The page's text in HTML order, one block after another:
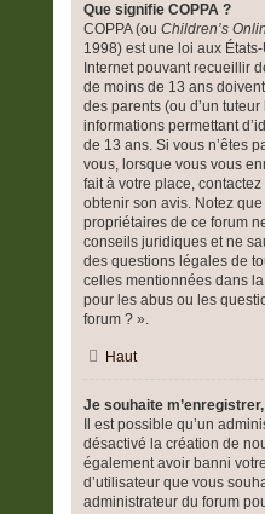
Que signifie COPPA ?
COPPA (ou Children’s
1998) est une loi aux
Internet pouvant recueillir
de moins de 13 ans
des parents (ou d’un
informations permettant
de 13 ans. Si vous n’êtes
vous, lorsque vous vous
fait à votre place,
obtenir son avis. Notez
propriétaires de ce forum
conseils juridiques et ne
des questions légales de
celles mentionnées dans
pour les abus ou les
forum ? ».
Haut
Je souhaite
Il est possible qu’un
désactivé la création de
également avoir banni
d’utilisateur que vous
administrateur du forum